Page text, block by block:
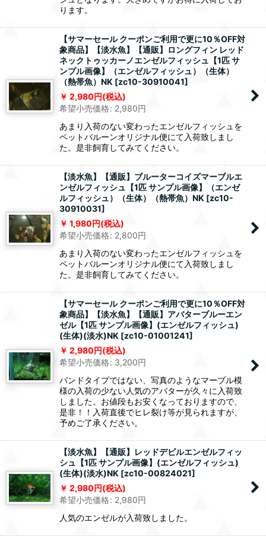
ります。
【サマーセール クーポンご利用で更に10％OFF対
象商品】【淡水魚】【通販】ロングフィン レッド
ネックトゥッカーノエンゼルフィッシュ【1匹 サ
ンプル画像】（エンゼルフィッシュ）（生体）
（熱帯魚）NK [zc10-30910041]
2,980円(税込)
希望小売価格: 2,980円
あまり入荷のない変わったエンゼルフィッシュを
ペットバルーンオリジナル便にて入荷致しまし
た。是非飼育してみてください。
【淡水魚】【通販】ブルーターコイズマーブルエ
ンゼルフィッシュ【1匹 サンプル画像】（エンゼ
ルフィッシュ）（生体）（熱帯魚）NK [zc10-
30910031]
1,980円(税込)
希望小売価格: 2,800円
あまり入荷のない変わったエンゼルフィッシュを
ペットバルーンオリジナル便にて入荷致しまし
た。是非飼育してみてください。
【サマーセール クーポンご利用で更に10％OFF対
象商品】【淡水魚】【通販】アバターブルーエン
ゼル【1匹 サンプル画像】(エンゼルフィッシュ)
(生体)(淡水)NK [zc10-01001241]
2,980円(税込)
希望小売価格: 3,200円
バンドタイプではない、写真のようなマーブル模
様の入荷の少ない人気のアバターが久々に入荷致
しました。お値段もお安くなっておりますので、
是非！！入荷直後でヒレ裂け等が見られますが、
予めご了承ください。
【淡水魚】【通販】レッドデビルエンゼルフィッ
シュ【1匹 サンプル画像】(エンゼルフィッシュ)
(生体)(淡水)NK [zc10-00824021]
2,980円(税込)
希望小売価格: 2,980円
人気のエンゼルが入荷致しました。